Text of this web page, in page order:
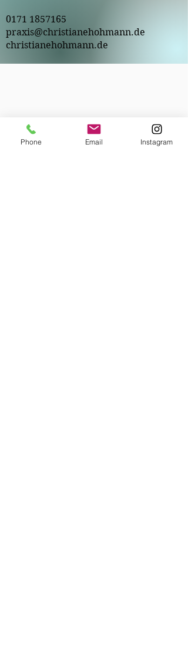
0171 1857165
praxis@christianehohmann.de
christianehohmann.de
Phone Email Instagram